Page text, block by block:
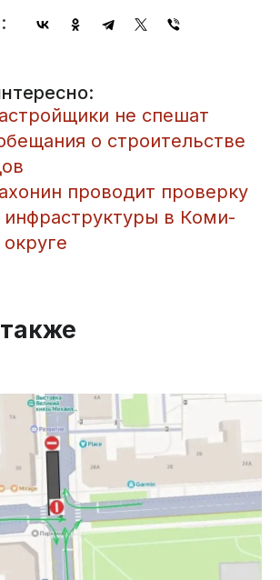
не спешат
о строительстве
проводит проверку
инфраструктуры в Коми-